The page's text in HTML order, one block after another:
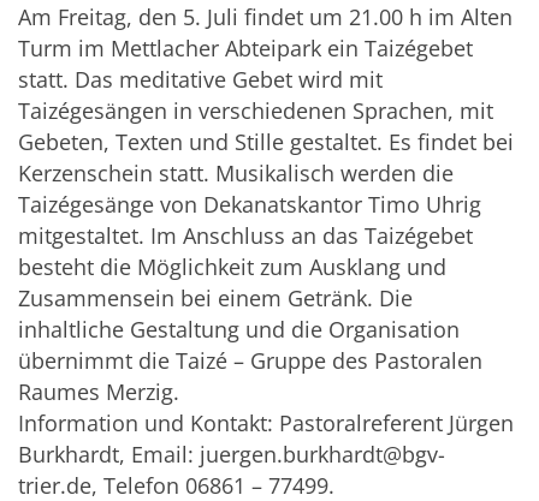
Am Freitag, den 5. Juli findet um 21.00 h im Alten
Turm im Mettlacher Abteipark ein Taizégebet
statt. Das meditative Gebet wird mit
Taizégesängen in verschiedenen Sprachen, mit
Gebeten, Texten und Stille gestaltet. Es findet bei
Kerzenschein statt. Musikalisch werden die
Taizégesänge von Dekanatskantor Timo Uhrig
mitgestaltet. Im Anschluss an das Taizégebet
besteht die Möglichkeit zum Ausklang und
Zusammensein bei einem Getränk. Die
inhaltliche Gestaltung und die Organisation
übernimmt die Taizé – Gruppe des Pastoralen
Raumes Merzig.
Information und Kontakt: Pastoralreferent Jürgen
Burkhardt, Email: juergen.burkhardt@bgv-
trier.de, Telefon 06861 – 77499.